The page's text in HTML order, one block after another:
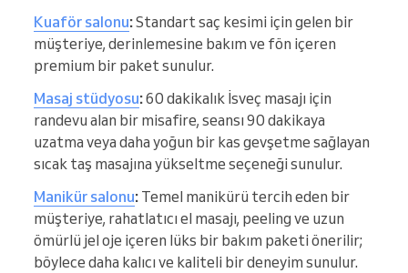
Kuaför salonu:Standart saç kesimi için gelen bir
müşteriye, derinlemesine bakım ve fön içeren
premium bir paket sunulur.
Masaj stüdyosu:60 dakikalık İsveç masajı için
randevu alan bir misafire, seansı 90 dakikaya
uzatma veya daha yoğun bir kas gevşetme sağlayan
sıcak taş masajına yükseltme seçeneği sunulur.
Manikür salonu: Temel manikürü tercih eden bir
müşteriye, rahatlatıcı el masajı, peeling ve uzun
ömürlü jel oje içeren lüks bir bakım paketi önerilir;
böylece daha kalıcı ve kaliteli bir deneyim sunulur.